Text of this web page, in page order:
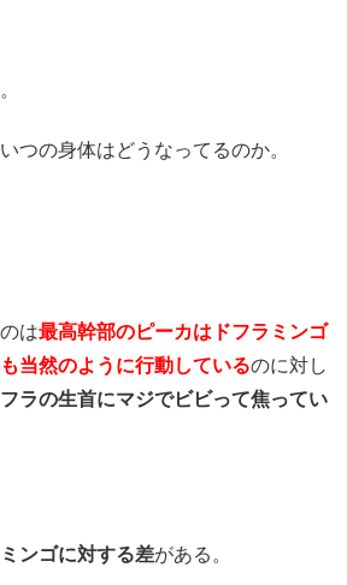
つの身体はどうなってるのか。
は最高幹部のピーカはドフラミンゴ
当然のように行動しているのに対し
ラの生首にマジでビビって焦ってい
ンゴに対する差がある。